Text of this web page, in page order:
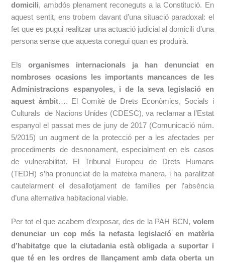
domicili, ambdós plenament reconeguts a la Constitució. En
aquest sentit, ens trobem davant d’una situació paradoxal: el
fet que es pugui realitzar una actuació judicial al domicili d’una
persona sense que aquesta conegui quan es produirà.
Elsorganismes internacionals ja han denunciat en
nombroses ocasions les importants mancances de les
Administracions espanyoles, i de la seva legislació en
aquest àmbit…. El Comitè de Drets Econòmics, Socials i
Culturals de Nacions Unides (CDESC), va reclamar a l’Estat
espanyol el passat mes de juny de 2017 (Comunicació núm.
5/2015) un augment de la protecció per a les afectades per
procediments de desnonament, especialment en els casos
de vulnerabilitat. El Tribunal Europeu de Drets Humans
(TEDH) s’ha pronunciat de la mateixa manera, i ha paralitzat
cautelarment el desallotjament de famílies per l’absència
d’una alternativa habitacional viable.
Per tot el que acabem d’exposar, des de la PAH BCN, volem
denunciar un cop més la nefasta legislació en matèria
d’habitatge que la ciutadania està obligada a suportar i
que té en les ordres de llançament amb data oberta un